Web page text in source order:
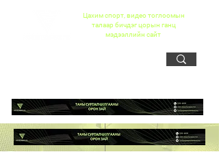
Цахим спорт, видео тоглоомын
талаар бичдэг цорын ганц
мэдээллийн сайт